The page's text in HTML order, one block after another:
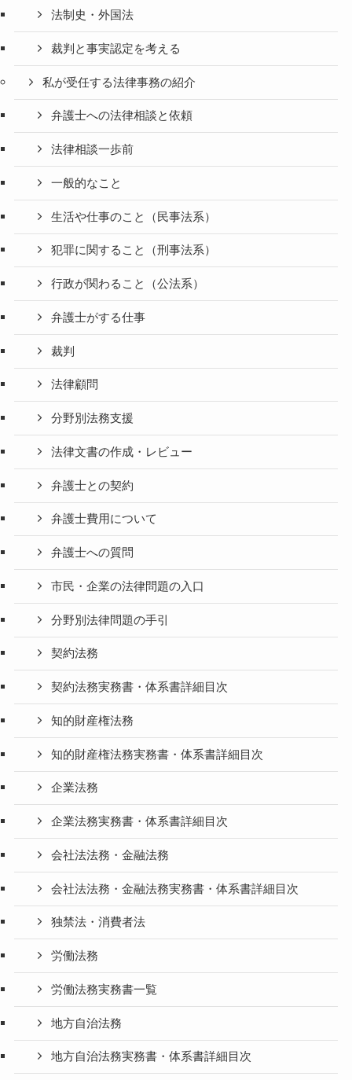
法制史・外国法
裁判と事実認定を考える
私が受任する法律事務の紹介
弁護士への法律相談と依頼
法律相談一歩前
一般的なこと
生活や仕事のこと（民事法系）
犯罪に関すること（刑事法系）
行政が関わること（公法系）
弁護士がする仕事
裁判
法律顧問
分野別法務支援
法律文書の作成・レビュー
弁護士との契約
弁護士費用について
弁護士への質問
市民・企業の法律問題の入口
分野別法律問題の手引
契約法務
契約法務実務書・体系書詳細目次
知的財産権法務
知的財産権法務実務書・体系書詳細目次
企業法務
企業法務実務書・体系書詳細目次
会社法法務・金融法務
会社法法務・金融法務実務書・体系書詳細目次
独禁法・消費者法
労働法務
労働法務実務書一覧
地方自治法務
地方自治法務実務書・体系書詳細目次